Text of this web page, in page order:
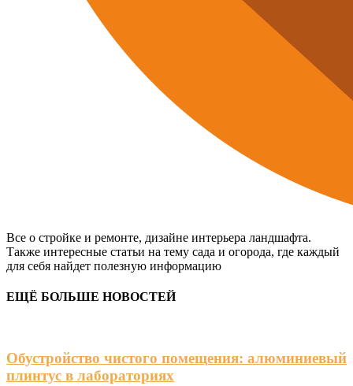
Все о стройке и ремонте, дизайне интерьера ландшафта.
Также интересные статьи на тему сада и огорода, где каждый
для себя найдет полезную информацию
ЕЩЁ БОЛЬШЕ НОВОСТЕЙ
Обустройство чистого помещения: алюминиевый
плинтус в лабораториях